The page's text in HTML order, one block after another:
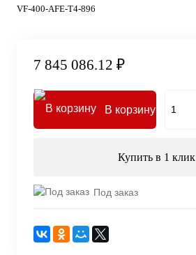
VF-400-AFE-T4-896
7 845 086.12 ₽
В корзину
Купить в 1 клик
Под заказ